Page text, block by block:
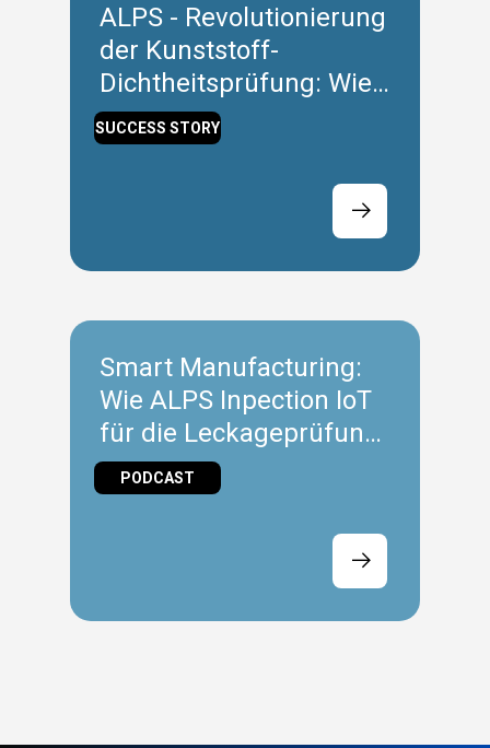
ALPS - Revolutionierung
der Kunststoff-
Dichtheitsprüfung: Wie
ALPS und Exor die
Ausfallzeiten
SUCCESS STORY
Smart Manufacturing:
Wie ALPS Inpection IoT
für die Leckageprüfung
nutzt
PODCAST